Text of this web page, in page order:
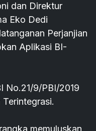
dan Direktur
Eko Dedi
Perjanjian
Aplikasi BI-
No.21/9/PBI/2019